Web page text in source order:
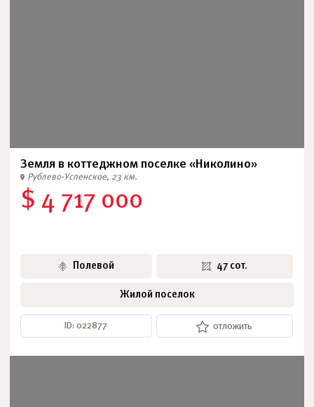
Земля в коттеджном поселке «Николино»
Рублево-Успенское, 23 км.
$ 4 717 000
Полевой 47 сот.
Жилой поселок
ID: 022877 отложить